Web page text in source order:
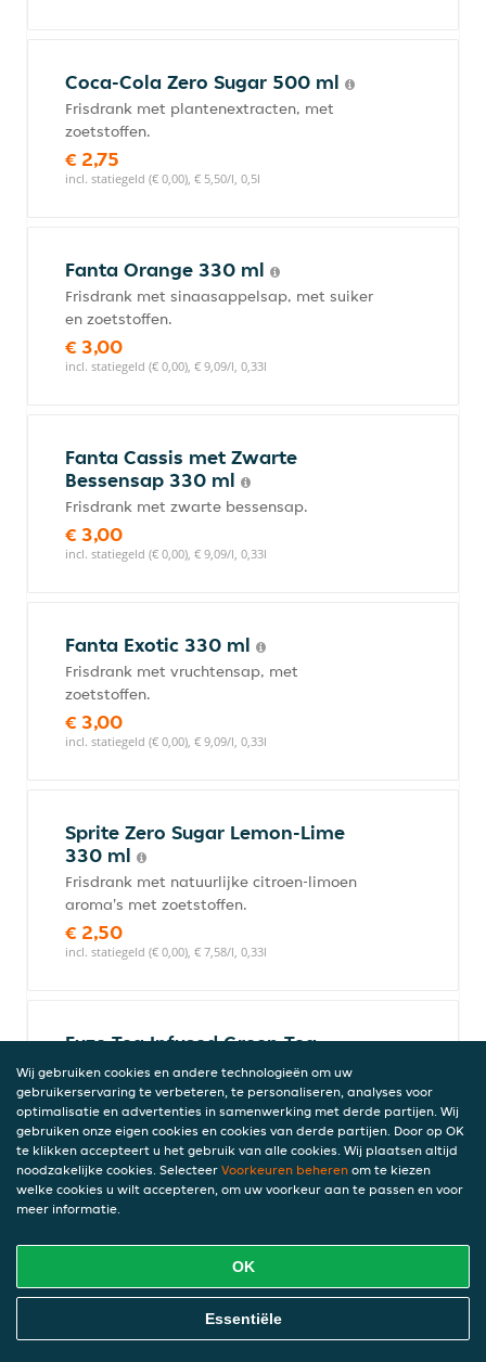
Coca-Cola Zero Sugar 500 ml
Frisdrank met plantenextracten, met
zoetstoffen.
€ 2,75
incl. statiegeld (€ 0,00), € 5,50/l, 0,5l
Fanta Orange 330 ml
Frisdrank met sinaasappelsap, met suiker
en zoetstoffen.
€ 3,00
incl. statiegeld (€ 0,00), € 9,09/l, 0,33l
Fanta Cassis met Zwarte
Bessensap 330 ml
Frisdrank met zwarte bessensap.
€ 3,00
incl. statiegeld (€ 0,00), € 9,09/l, 0,33l
Fanta Exotic 330 ml
Frisdrank met vruchtensap, met
zoetstoffen.
€ 3,00
incl. statiegeld (€ 0,00), € 9,09/l, 0,33l
Sprite Zero Sugar Lemon-Lime
330 ml
Frisdrank met natuurlijke citroen-limoen
aroma's met zoetstoffen.
€ 2,50
incl. statiegeld (€ 0,00), € 7,58/l, 0,33l
Fuze Tea Infused Green Tea
Frisdrank 400 ml
Frisdrank op basis van getrokken groene
thee, met citrussmaak, met suiker en
zoetstof.
€ 3,30
incl. statiegeld (€ 0,00), € 8,25/l, 0,4l
Coca-Cola Energy
€ 2,75
Bevat caffeine (9,6 mg/100 ml), incl. statiegeld (€ 0,00)
Online Eten Bestellen
Wij gebruiken cookies en andere technologieën om uw
gebruikerservaring te verbeteren, te personaliseren, analyses voor
optimalisatie en advertenties in samenwerking met derde partijen. Wij
gebruiken onze eigen cookies en cookies van derde partijen. Door op OK
te klikken accepteert u het gebruik van alle cookies. Wij plaatsen altijd
noodzakelijke cookies. Selecteer Voorkeuren beheren om te kiezen
welke cookies u wilt accepteren, om uw voorkeur aan te passen en voor
meer informatie.
OK
Essentiële